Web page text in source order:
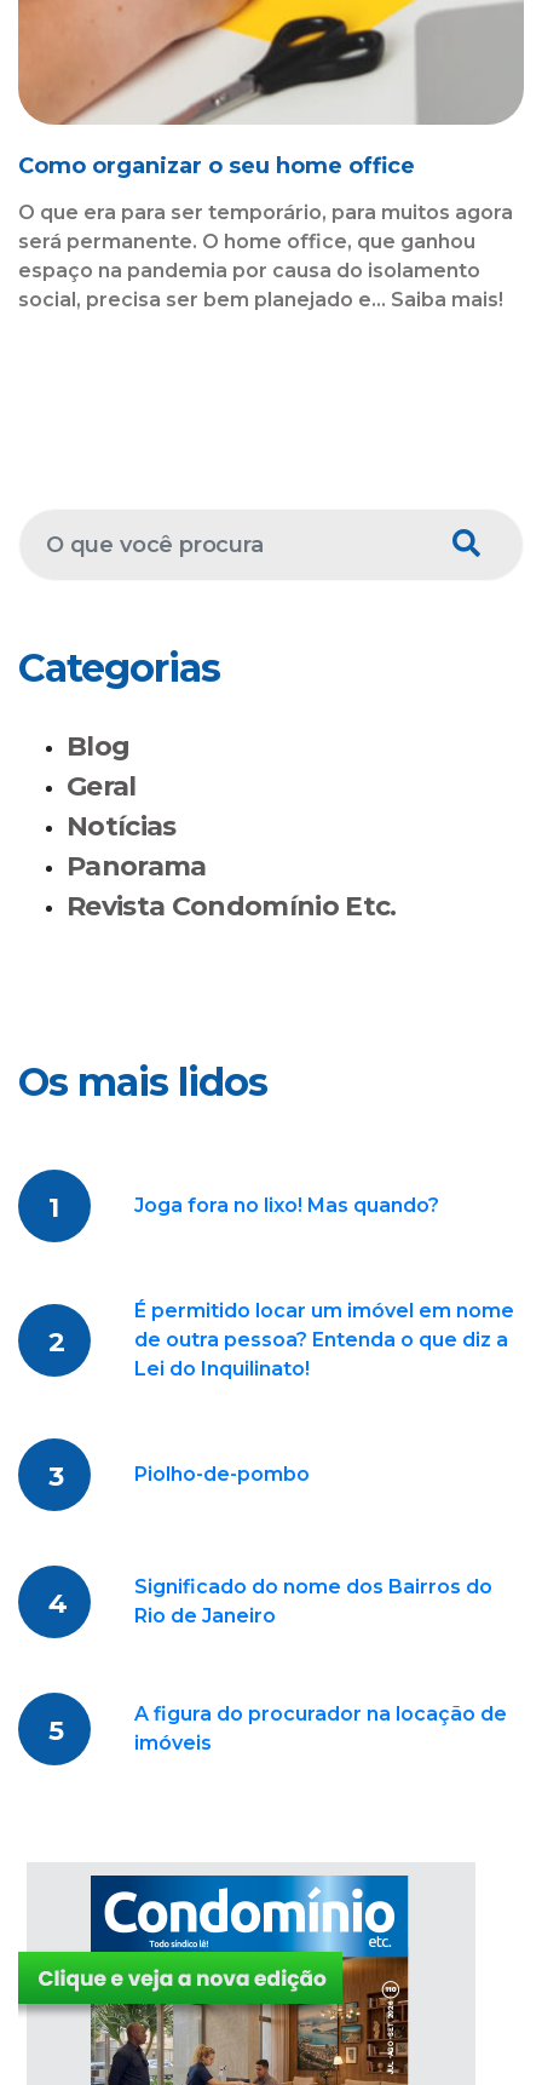
Como organizar o seu home office
O que era para ser temporário, para muitos agora
será permanente. O home office, que ganhou
espaço na pandemia por causa do isolamento
social, precisa ser bem planejado e... Saiba mais!
Categorias
Blog
Geral
Notícias
Panorama
Revista Condomínio Etc.
Os mais lidos
1 Joga fora no lixo! Mas quando?
2
É permitido locar um imóvel em nome
de outra pessoa? Entenda o que diz a
Lei do Inquilinato!
3 Piolho-de-pombo
4
Significado do nome dos Bairros do
Rio de Janeiro
5
A figura do procurador na locação de
imóveis